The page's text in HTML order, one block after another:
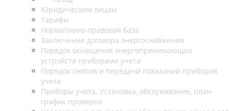
Юридическим лицам
Тарифы
Нормативно-правовая база
Заключение договора энергоснабжения
Порядок оснащения энергопринимающих
устройств приборами учета
Порядок снятия и передачи показаний приборов
учета
Приборы учета. Установка, обслуживание, план-
график проверки